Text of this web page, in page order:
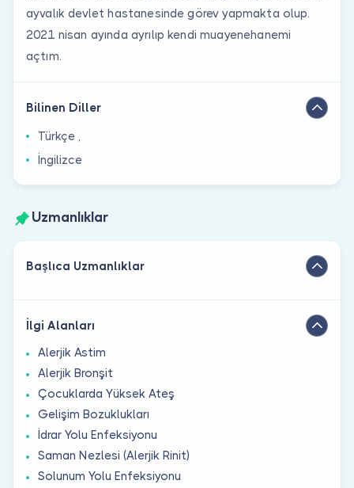
ayvalık devlet hastanesinde görev yapmakta olup.
2021 nisan ayında ayrılıp kendi muayenehanemi
açtım.
Bilinen Diller
Türkçe ,
İngilizce
Uzmanlıklar
Başlıca Uzmanlıklar
İlgi Alanları
Alerjik Astim
Alerjik Bronşit
Çocuklarda Yüksek Ateş
Gelişim Bozuklukları
İdrar Yolu Enfeksiyonu
Saman Nezlesi (Alerjik Rinit)
Solunum Yolu Enfeksiyonu